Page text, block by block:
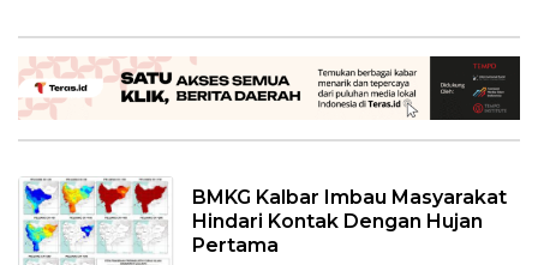
BMKG Kalbar Imbau Masyarakat
Hindari Kontak Dengan Hujan
Pertama